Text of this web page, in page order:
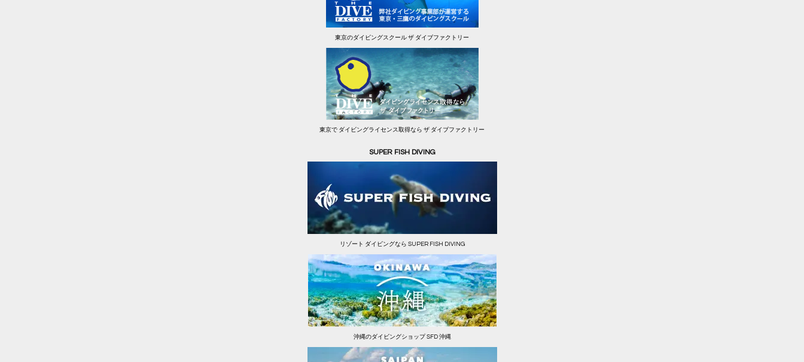
東京のダイビングスクール ザ ダイブファクトリー
東京で ダイビングライセンス取得なら ザ ダイブファクトリー
SUPER FISH DIVING
リゾート ダイビングなら SUPER FISH DIVING
沖縄のダイビングショップ SFD 沖縄